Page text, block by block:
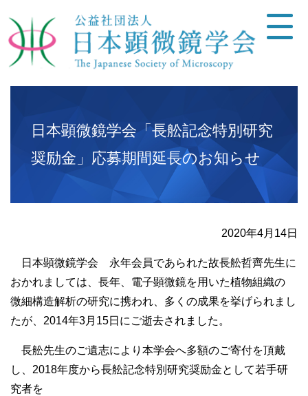
日本顕微鏡学会「長舩記念特別研究
奨励金」応募期間延長のお知らせ
2020年4月14日
日本顕微鏡学会 永年会員であられた故長舩哲齊先生に
おかれましては、長年、電子顕微鏡を用いた植物組織の
微細構造解析の研究に携われ、多くの成果を挙げられまし
たが、2014年3月15日にご逝去されました。
長舩先生のご遺志により本学会へ多額のご寄付を頂戴
し、2018年度から長舩記念特別研究奨励金として若手研
究者を